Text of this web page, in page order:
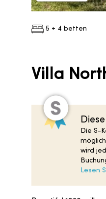
5 + 4 betten
Villa
Die S-
wird
Lesen